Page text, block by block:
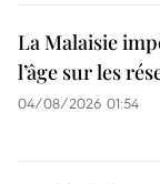
La Malaisie
l’âge sur les
04/08/2026 01:54